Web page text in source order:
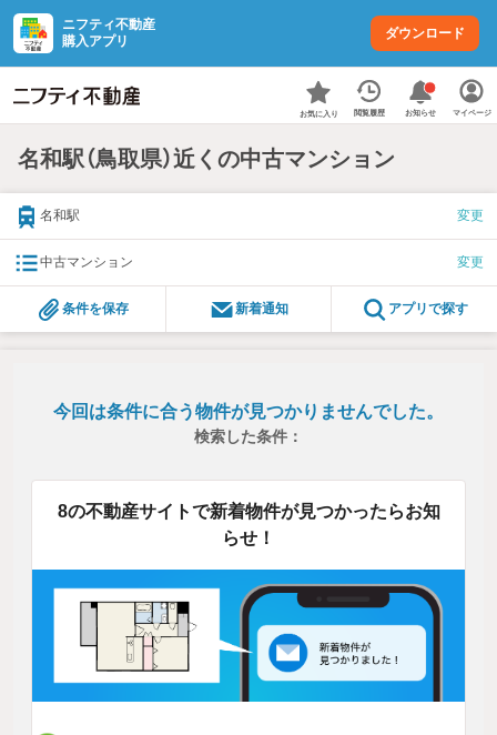
ニフティ不動産
購入アプリ
ダウンロード
お気に入り 閲覧履歴 お知らせ マイページ
名和駅（鳥取県）近くの中古マンション
名和駅 変更
中古マンション 変更
条件を保存 新着通知 アプリで探す
今回は条件に合う物件が見つかりませんでした。
検索した条件：
8の不動産サイトで新着物件が見つかったらお知
らせ！